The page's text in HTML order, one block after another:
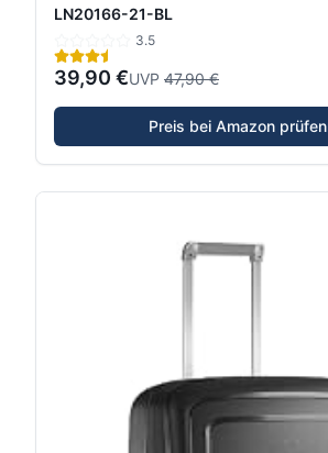
LN20166-21-BL
3.5
39,90 €UVP 47,90 €
Preis bei Amazon prüfen